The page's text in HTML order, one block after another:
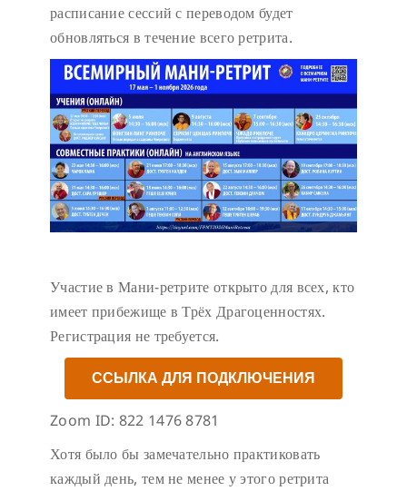
расписание сессий с переводом будет
обновляться в течение всего ретрита.
Участие в Мани-ретрите открыто для всех, кто
имеет прибежище в Трёх Драгоценностях.
Регистрация не требуется.
ССЫЛКА ДЛЯ ПОДКЛЮЧЕНИЯ
Zoom ID: 822 1476 8781
Хотя было бы замечательно практиковать
каждый день, тем не менее у этого ретрита